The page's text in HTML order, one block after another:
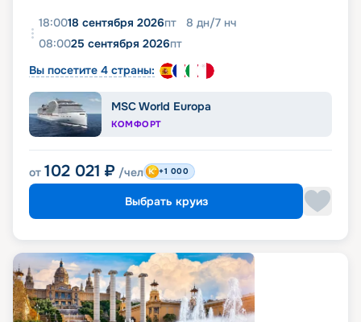
18:0018 сентября 2026пт 8 дн/7 нч
08:0025 сентября 2026пт
Вы посетите 4 страны:
MSC World Europa
КОМФОРТ
от 102 021 ₽ /чел +1 000
Выбрать круиз